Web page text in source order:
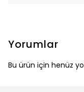
Yorumlar
Bu ürün için henüz